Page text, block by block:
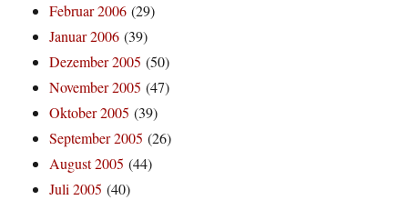
Februar 2006 (29)
Januar 2006 (39)
Dezember 2005 (50)
November 2005 (47)
Oktober 2005 (39)
September 2005 (26)
August 2005 (44)
Juli 2005 (40)